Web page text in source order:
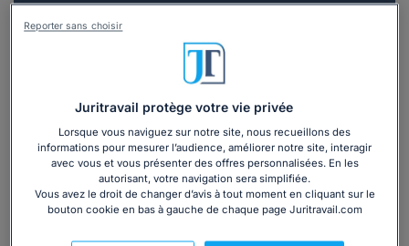
Vous souhaitez un RDV en cabinet avec un
avocat ?
Recevoir des devis d'avocats
3 devis en 48h
Juritravail protège votre vie privée
Lorsque vous naviguez sur notre site, nous recueillons des
informations pour mesurer l’audience, améliorer notre site, interagir
avec vous et vous présenter des offres personnalisées. En les
autorisant, votre navigation sera simplifiée.
Vous avez le droit de changer d’avis à tout moment en cliquant sur le
bouton cookie en bas à gauche de chaque page Juritravail.com
Reporter sans choisir